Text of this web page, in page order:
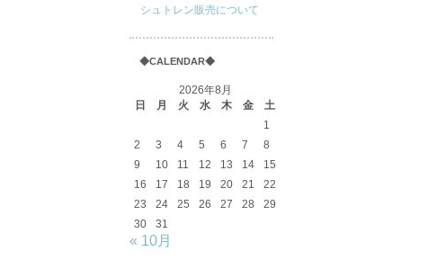
シュトレン販売について
◆CALENDAR◆
2026年8月
日
月 火 水 木 金
土
1
2
3 4 5 6 7
8
9
10 11 12 13 14
15
16
17 18 19 20 21
22
23
24 25 26 27 28
29
30
31
« 10月